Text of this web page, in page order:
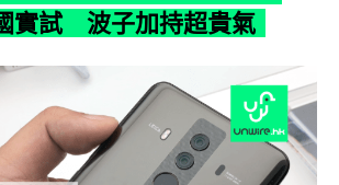
實試 波子加持超貴氣